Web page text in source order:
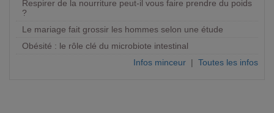
Respirer de la nourriture peut-il vous faire prendre du poids
?
Le mariage fait grossir les hommes selon une étude
Obésité : le rôle clé du microbiote intestinal
Infos minceur | Toutes les infos